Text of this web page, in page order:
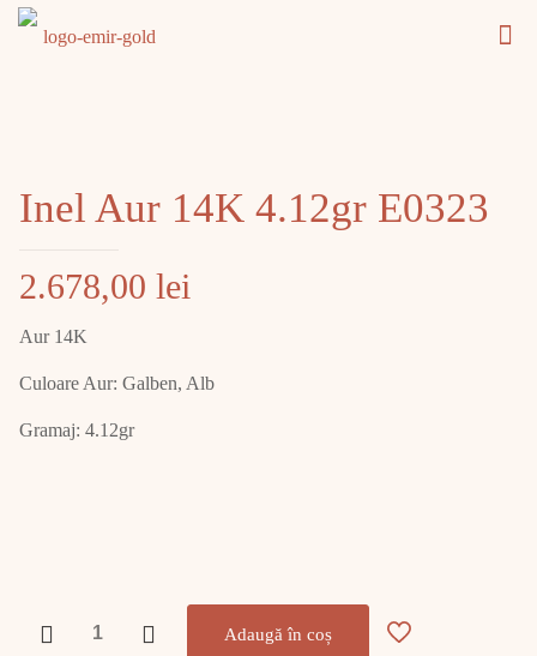
Inel Aur 14K 4.12gr E0323
2.678,00 lei
Aur 14K
Culoare Aur: Galben, Alb
Gramaj: 4.12gr
Inel
Adaugă în coș